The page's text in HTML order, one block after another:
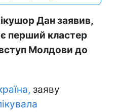
Дан заявив,
перший кластер
Молдови до
заяву